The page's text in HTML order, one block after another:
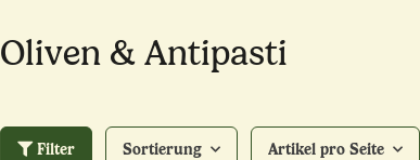
Oliven & Antipasti
Filter Sortierung Artikel pro Seite